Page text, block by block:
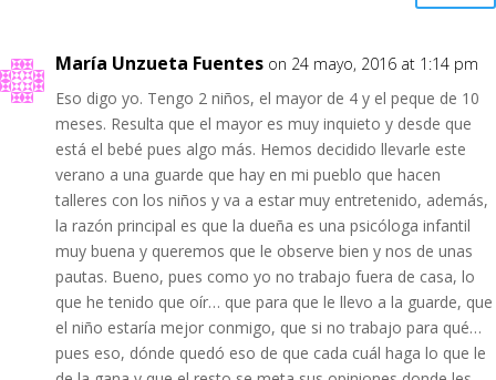
María Unzueta Fuentes on 24 mayo, 2016 at 1:14 pm
Eso digo yo. Tengo 2 niños, el mayor de 4 y el peque de 10
meses. Resulta que el mayor es muy inquieto y desde que
está el bebé pues algo más. Hemos decidido llevarle este
verano a una guarde que hay en mi pueblo que hacen
talleres con los niños y va a estar muy entretenido, además,
la razón principal es que la dueña es una psicóloga infantil
muy buena y queremos que le observe bien y nos de unas
pautas. Bueno, pues como yo no trabajo fuera de casa, lo
que he tenido que oír… que para que le llevo a la guarde, que
el niño estaría mejor conmigo, que si no trabajo para qué…
pues eso, dónde quedó eso de que cada cuál haga lo que le